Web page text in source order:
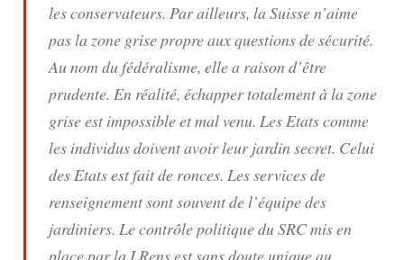
les conservateurs. Par ailleurs, la Suisse n’aime
pas la zone grise propre aux questions de sécurité.
Au nom du fédéralisme, elle a raison d’être
prudente. En réalité, échapper totalement à la zone
grise est impossible et mal venu. Les Etats comme
les individus doivent avoir leur jardin secret. Celui
des Etats est fait de ronces. Les services de
renseignement sont souvent de l’équipe des
jardiniers. Le contrôle politique du SRC mis en
place par la LRens est sans doute unique au